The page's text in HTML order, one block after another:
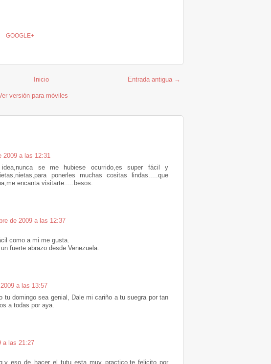
GOOGLE+
Entrada antigua →
Inicio
versión para móviles
2009 a las 12:31
idea,nunca se me hubiese ocurrido,es super fácil y
ponerles muchas cositas lindas.....que
encanta visitarte.....besos.
de 2009 a las 12:37
como a mi me gusta.
fuerte abrazo desde Venezuela.
a las 13:57
tu domingo sea genial, Dale mi cariño a tu suegra por tan
a todas por aya.
a las 21:27
eso de hacer el tutu esta muy practico,te felicito por